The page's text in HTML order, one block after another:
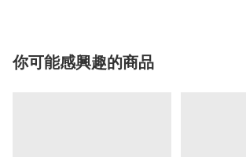
你可能感興趣的商品